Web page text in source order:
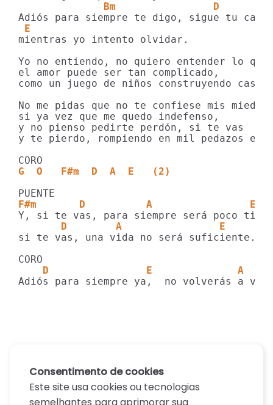
              Bm                D
E
mientras yo intento olvidar.
Yo no entiendo, no quiero entender lo
el amor puede ser tan complicado,
como un juego de niños construyendo
No me pidas que no te confiese mis
si ya vez que me quedo indefenso,
y no pienso pedirte perdón, si te vas
y te pierdo, rompiendo en mil pedazos
G  O   F#m  D  A  E   (2)
F#m       D          A                E
       D        A                E
si te vas, una vida no será suficiente.
    D                E              A
Consentimento de cookies
Este site usa cookies ou tecnologias